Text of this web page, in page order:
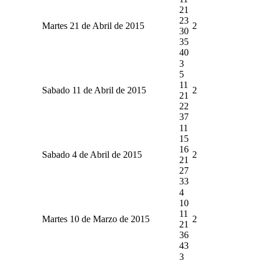
Martes 21 de Abril de 2015
21
23
30
35
40
2
Sabado 11 de Abril de 2015
3
5
11
21
22
37
2
Sabado 4 de Abril de 2015
11
15
16
21
27
33
2
Martes 10 de Marzo de 2015
4
10
11
21
36
43
2
3